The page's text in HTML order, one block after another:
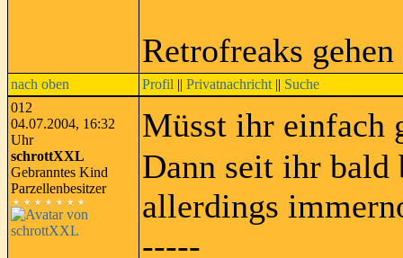
Retrofreaks
nach oben Profil || Privatnachricht || Suche
012
04.07.2004, 16:32
Uhr
schrottXXL
Gebranntes Kind
Parzellenbesitzer
Müsst ihr einfach
Dann seit ihr bald
allerdings
-----